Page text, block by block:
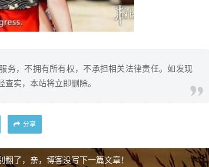
务，不拥有所有权，不承担相关法律责任。如发现
实，本站将立即删除。
分享
翻了，亲，博客没写下一篇文章！